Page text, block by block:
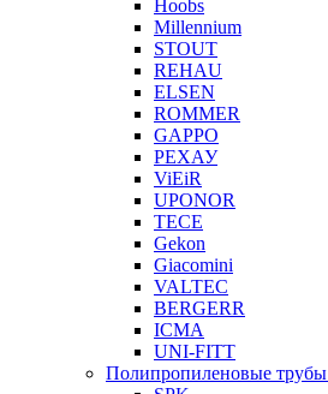
Hoobs
Millennium
STOUT
REHAU
ELSEN
ROMMER
GAPPO
РЕХАУ
ViEiR
UPONOR
TECE
Gekon
Giacomini
VALTEC
BERGERR
ICMA
UNI-FITT
Полипропиленовые трубы